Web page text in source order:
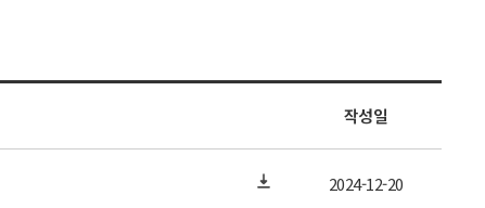
작성일
2024-12-20